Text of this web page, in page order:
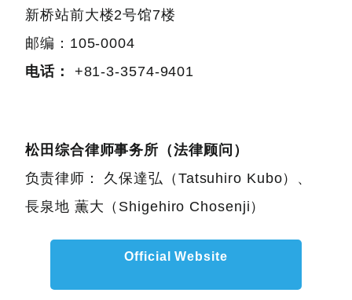
新桥站前大楼2号馆7楼
邮编：105-0004
电话：
+81-3-3574-9401
松田综合律师事务所（法律顾问）
负责律师： 久保達弘（Tatsuhiro Kubo）、
長泉地 薫大（Shigehiro Chosenji）
Official Website